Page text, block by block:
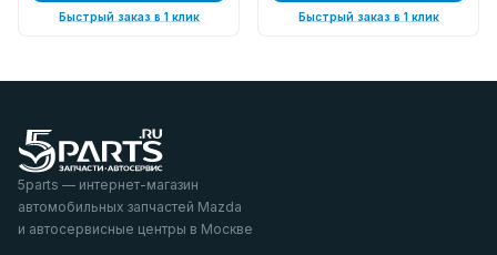
Быстрый заказ в 1 клик Быстрый заказ в 1 клик
5parts — интернет-магазин
автомобильных запчастей Mazda
и автосервисные центры в Москве